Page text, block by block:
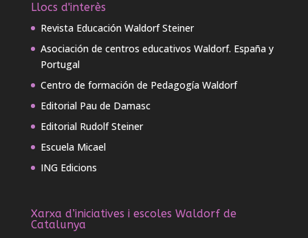
Llocs d'interès
Revista Educación Waldorf Steiner
Asociación de centros educativos Waldorf. España y
Portugal
Centro de formación de Pedagogía Waldorf
Editorial Pau de Damasc
Editorial Rudolf Steiner
Escuela Micael
ING Edicions
Xarxa d’iniciatives i escoles Waldorf de
Catalunya